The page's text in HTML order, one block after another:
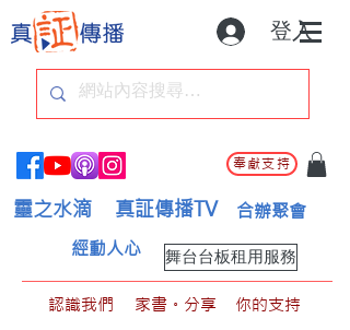
登入
奉獻支持
靈之水滴 真証傳播TV 合辦聚會
舞台台板租用服務
經動人心
認識我們 家書。分享
你的支持